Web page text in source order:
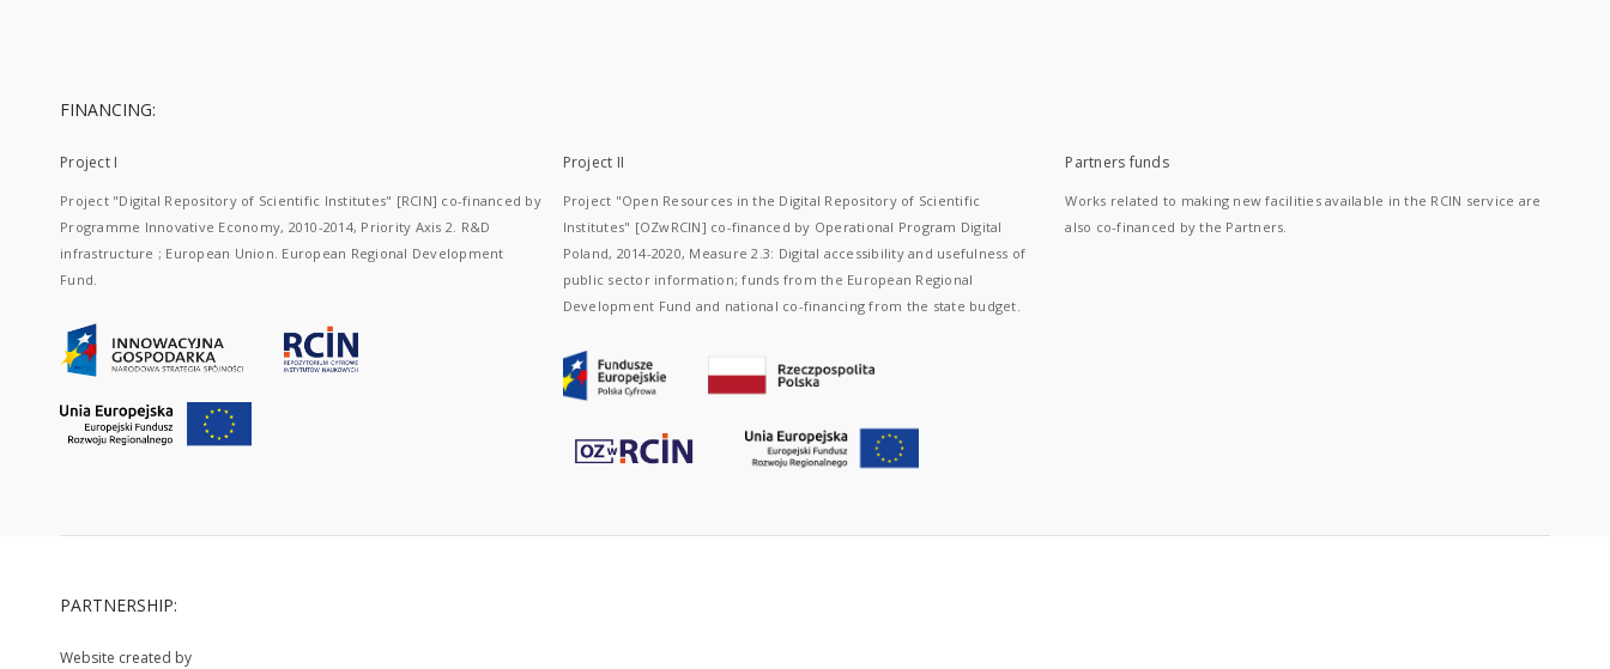
FINANCING:
Project I
Project "Digital Repository of Scientific Institutes" [RCIN] co-financed by
Programme Innovative Economy, 2010-2014, Priority Axis 2. R&D
infrastructure ; European Union. European Regional Development
Fund.
Project II
Project "Open Resources in the Digital Repository of Scientific
Institutes" [OZwRCIN] co-financed by Operational Program Digital
Poland, 2014-2020, Measure 2.3: Digital accessibility and usefulness of
public sector information; funds from the European Regional
Development Fund and national co-financing from the state budget.
Partners funds
Works related to making new facilities available in the RCIN service are
also co-financed by the Partners.
PARTNERSHIP:
Website created by